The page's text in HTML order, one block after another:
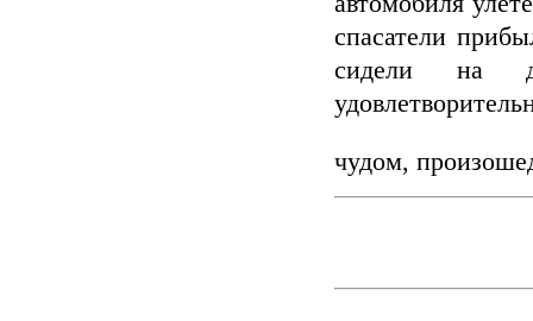
спасатели
сидели на
чудом,